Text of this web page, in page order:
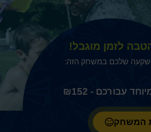
לזמן מוגבל!
שלכם במשחק הזה:
₪152
המשחק